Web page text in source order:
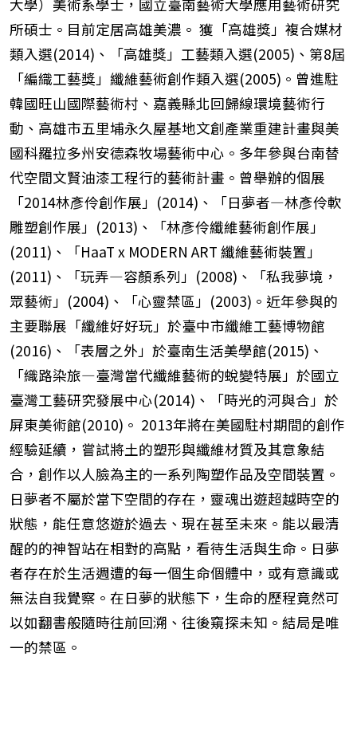
大學）美術系學士，國立臺南藝術大學應用藝術研究
所碩士。目前定居高雄美濃。 獲「高雄獎」複合媒材
類入選(2014)、「高雄獎」工藝類入選(2005)、第8屆
「編織工藝獎」纖維藝術創作類入選(2005)。曾進駐
韓國旺山國際藝術村、嘉義縣北回歸線環境藝術行
動、高雄市五里埔永久屋基地文創產業重建計畫與美
國科羅拉多州安德森牧場藝術中心。多年參與台南替
代空間文賢油漆工程行的藝術計畫。曾舉辦的個展
「2014林彥伶創作展」(2014)、「日夢者—林彥伶軟
雕塑創作展」(2013)、「林彥伶纖維藝術創作展」
(2011)、「HaaT x MODERN ART 纖維藝術裝置」
(2011)、「玩弄—容顏系列」(2008)、「私我夢境，
眾藝術」(2004)、「心靈禁區」(2003)。近年參與的
主要聯展「纖維好好玩」於臺中市纖維工藝博物館
(2016)、「表層之外」於臺南生活美學館(2015)、
「織路染旅—臺灣當代纖維藝術的蛻變特展」於國立
臺灣工藝研究發展中心(2014)、「時光的河與合」於
屏東美術館(2010)。 2013年將在美國駐村期間的創作
經驗延續，嘗試將土的塑形與纖維材質及其意象結
合，創作以人臉為主的一系列陶塑作品及空間裝置。
日夢者不屬於當下空間的存在，靈魂出遊超越時空的
狀態，能任意悠遊於過去、現在甚至未來。能以最清
醒的的神智站在相對的高點，看待生活與生命。日夢
者存在於生活週遭的每一個生命個體中，或有意識或
無法自我覺察。在日夢的狀態下，生命的歷程竟然可
以如翻書般隨時往前回溯、往後窺探未知。結局是唯
一的禁區。